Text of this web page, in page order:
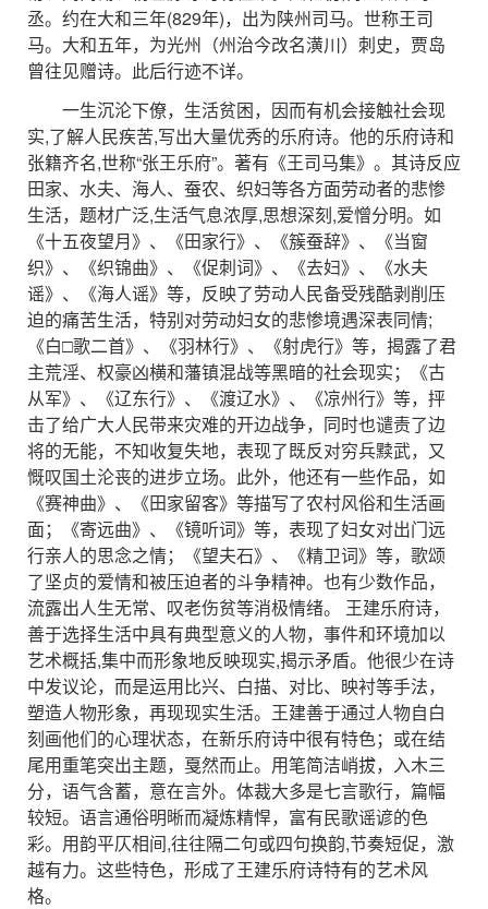
丞。约在大和三年(829年)，出为陕州司马。世称王司
马。大和五年，为光州（州治今改名潢川）刺史，贾岛
曾往见赠诗。此后行迹不详。
一生沉沦下僚，生活贫困，因而有机会接触社会现
实,了解人民疾苦,写出大量优秀的乐府诗。他的乐府诗和
张籍齐名,世称“张王乐府”。著有《王司马集》。其诗反应
田家、水夫、海人、蚕农、织妇等各方面劳动者的悲惨
生活，题材广泛,生活气息浓厚,思想深刻,爱憎分明。如
《十五夜望月》、《田家行》、《簇蚕辞》、《当窗
织》、《织锦曲》、《促刺词》、《去妇》、《水夫
谣》、《海人谣》等，反映了劳动人民备受残酷剥削压
迫的痛苦生活，特别对劳动妇女的悲惨境遇深表同情;
《白□歌二首》、《羽林行》、《射虎行》等，揭露了君
主荒淫、权豪凶横和藩镇混战等黑暗的社会现实；《古
从军》、《辽东行》、《渡辽水》、《凉州行》等，抨
击了给广大人民带来灾难的开边战争，同时也谴责了边
将的无能，不知收复失地，表现了既反对穷兵黩武，又
慨叹国土沦丧的进步立场。此外，他还有一些作品，如
《赛神曲》、《田家留客》等描写了农村风俗和生活画
面；《寄远曲》、《镜听词》等，表现了妇女对出门远
行亲人的思念之情；《望夫石》、《精卫词》等，歌颂
了坚贞的爱情和被压迫者的斗争精神。也有少数作品，
流露出人生无常、叹老伤贫等消极情绪。 王建乐府诗，
善于选择生活中具有典型意义的人物，事件和环境加以
艺术概括,集中而形象地反映现实,揭示矛盾。他很少在诗
中发议论，而是运用比兴、白描、对比、映衬等手法，
塑造人物形象，再现现实生活。王建善于通过人物自白
刻画他们的心理状态，在新乐府诗中很有特色；或在结
尾用重笔突出主题，戛然而止。用笔简洁峭拔，入木三
分，语气含蓄，意在言外。体裁大多是七言歌行，篇幅
较短。语言通俗明晰而凝炼精悍，富有民歌谣谚的色
彩。用韵平仄相间,往往隔二句或四句换韵,节奏短促，激
越有力。这些特色，形成了王建乐府诗特有的艺术风
格。